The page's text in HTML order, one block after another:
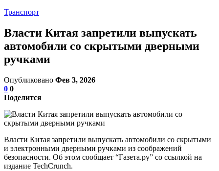
Транспорт
Власти Китая запретили выпускать
автомобили со скрытыми дверными
ручками
Опубликовано Фев 3, 2026
0 0
Поделится
Власти Китая запретили выпускать автомобили со скрытыми
и электронными дверными ручками из соображений
безопасности. Об этом сообщает “Газета.ру” со ссылкой на
издание TechCrunch.